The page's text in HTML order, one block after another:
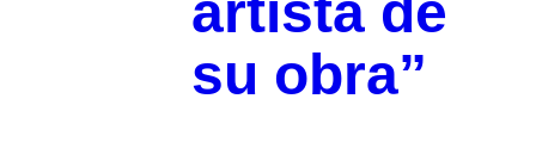
su obra”